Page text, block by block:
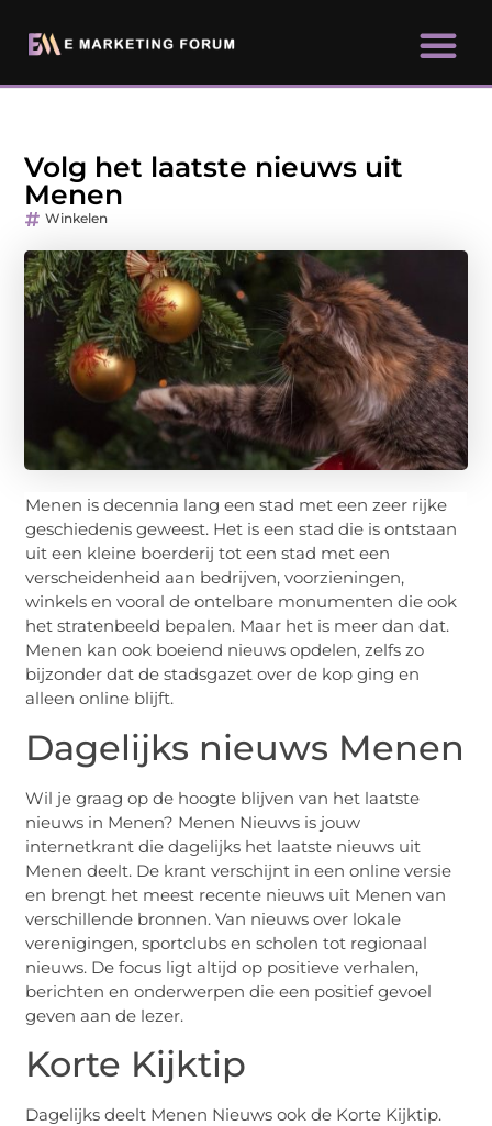
Volg het laatste nieuws uit
Menen
Winkelen
Menen is decennia lang een stad met een zeer rijke
geschiedenis geweest. Het is een stad die is ontstaan
uit een kleine boerderij tot een stad met een
verscheidenheid aan bedrijven, voorzieningen,
winkels en vooral de ontelbare monumenten die ook
het stratenbeeld bepalen. Maar het is meer dan dat.
Menen kan ook boeiend nieuws opdelen, zelfs zo
bijzonder dat de stadsgazet over de kop ging en
alleen online blijft.
Dagelijks nieuws Menen
Wil je graag op de hoogte blijven van het laatste
nieuws in Menen? Menen Nieuws is jouw
internetkrant die dagelijks het laatste nieuws uit
Menen deelt. De krant verschijnt in een online versie
en brengt het meest recente nieuws uit Menen van
verschillende bronnen. Van nieuws over lokale
verenigingen, sportclubs en scholen tot regionaal
nieuws. De focus ligt altijd op positieve verhalen,
berichten en onderwerpen die een positief gevoel
geven aan de lezer.
Korte Kijktip
Dagelijks deelt Menen Nieuws ook de Korte Kijktip.